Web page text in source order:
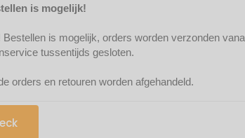
je iets niet kunt vinden of extra hulp nodig hebt,
op te nemen. We helpen je graag verder!
Verzendkosten
is mogelijk!
Bestellen is mogelijk, orders worden verzonden
tussentijds gesloten.
orders en retouren worden afgehandeld.